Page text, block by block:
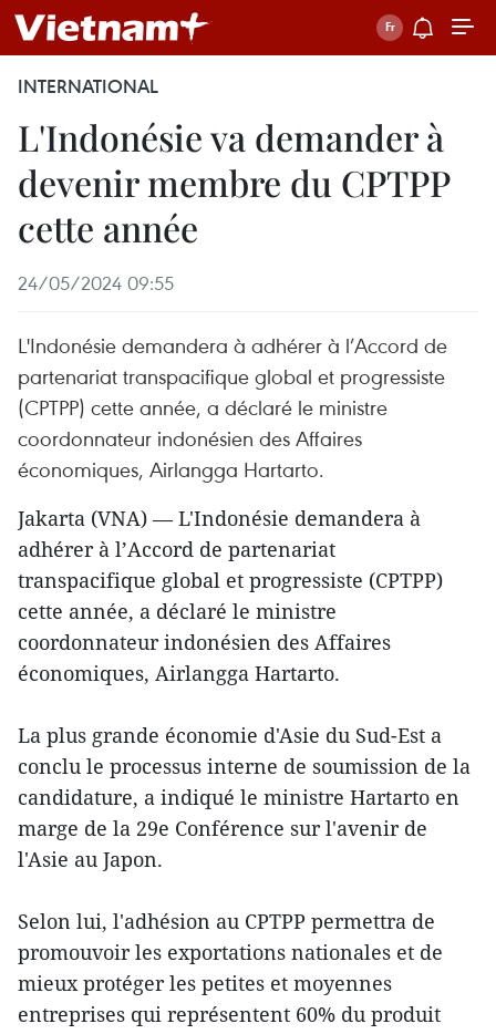
INTERNATIONAL
L'Indonésie va demander à
devenir membre du CPTPP
cette année
24/05/2024 09:55
L'Indonésie demandera à adhérer à l’Accord de
partenariat transpacifique global et progressiste
(CPTPP) cette année, a déclaré le ministre
coordonnateur indonésien des Affaires
économiques, Airlangga Hartarto.
Jakarta (VNA) — L'Indonésie demandera à
adhérer à l’Accord de partenariat
transpacifique global et progressiste (CPTPP)
cette année, a déclaré le ministre
coordonnateur indonésien des Affaires
économiques, Airlangga Hartarto.
La plus grande économie d'Asie du Sud-Est a
conclu le processus interne de soumission de la
candidature, a indiqué le ministre Hartarto en
marge de la 29e Conférence sur l'avenir de
l'Asie au Japon.
Selon lui, l'adhésion au CPTPP permettra de
promouvoir les exportations nationales et de
mieux protéger les petites et moyennes
entreprises qui représentent 60% du produit